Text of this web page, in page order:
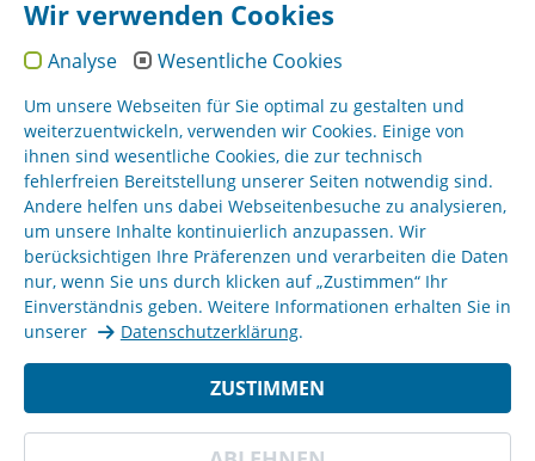
YouTube
Instagram
Sitemap
Impressum
AGB
Datenschutz
Wir verwenden Cookies
Analyse Wesentliche Cookies
Um unsere Webseiten für Sie optimal zu gestalten und
weiterzuentwickeln, verwenden wir Cookies. Einige von
ihnen sind wesentliche Cookies, die zur technisch
fehlerfreien Bereitstellung unserer Seiten notwendig sind.
Andere helfen uns dabei Webseitenbesuche zu analysieren,
um unsere Inhalte kontinuierlich anzupassen. Wir
berücksichtigen Ihre Präferenzen und verarbeiten die Daten
nur, wenn Sie uns durch klicken auf „Zustimmen“ Ihr
Einverständnis geben. Weitere Informationen erhalten Sie in
unserer
Datenschutzerklärung.
ZUSTIMMEN